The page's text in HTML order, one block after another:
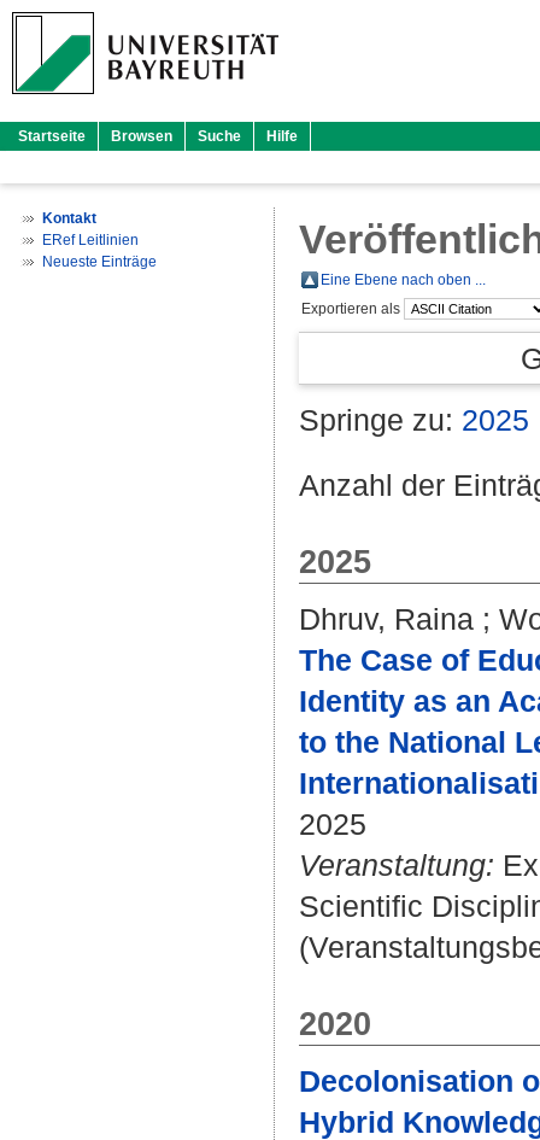
Startseite Browsen Suche Hilfe
Kontakt
ERef Leitlinien
Neueste Einträge
Eine Ebene nach oben ...
Exportieren als
Springe zu: 2025
Anzahl der
2025
Dhruv, Raina ;
The Case of
Identity as an
to the National
2025
Veranstaltung:
Scientific
2020
Decolonisation
Hybrid